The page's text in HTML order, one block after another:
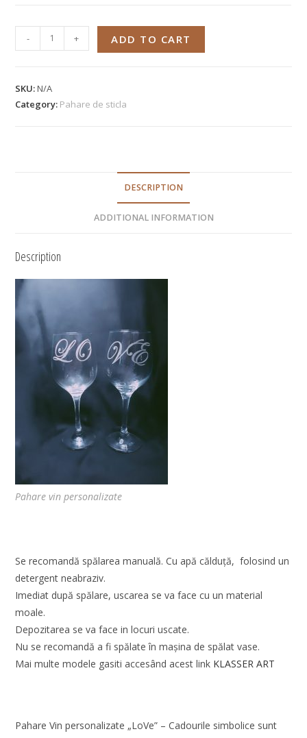
- + ADD TO CART
SKU:N/A
Category: Pahare de sticla
DESCRIPTION
ADDITIONAL INFORMATION
Description
Pahare vin personalizate
Se recomandă spălarea manuală. Cu apă călduţă, folosind un
detergent neabraziv.
Imediat după spălare, uscarea se va face cu un material
moale.
Depozitarea se va face in locuri uscate.
Nu se recomandă a fi spălate în maşina de spălat vase.
Mai multe modele gasiti accesând acest link KLASSER ART
Pahare Vin personalizate „LoVe” – Cadourile simbolice sunt